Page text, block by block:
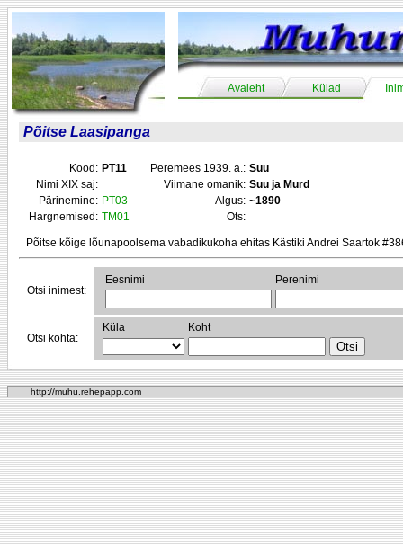
Avaleht Külad
Põitse Laasipanga
Kood: PT11 Peremees 1939. a.: Suu
Nimi XIX saj:
Viimane omanik: Suu ja Murd
Pärinemine: PT03 Algus: ~1890
Hargnemised: TM01 Ots:
Põitse kõige lõunapoolsema vabadikukoha ehitas Kästiki Andrei Saartok
Otsi inimest:
Eesnimi Perenimi
Otsi kohta:
Küla Koht
http://muhu.rehepapp.com